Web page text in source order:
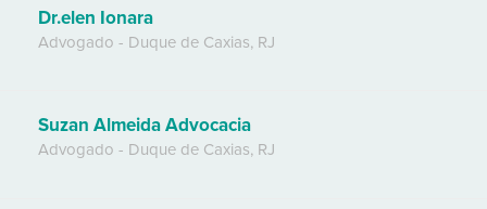
Dr.elen Ionara
Advogado - Duque de Caxias, RJ
Suzan Almeida Advocacia
Advogado - Duque de Caxias, RJ